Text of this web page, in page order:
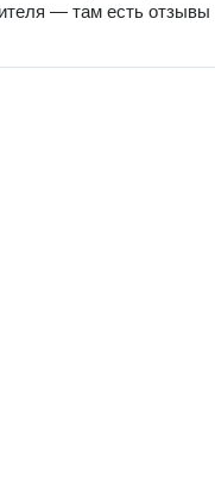
— там есть отзывы